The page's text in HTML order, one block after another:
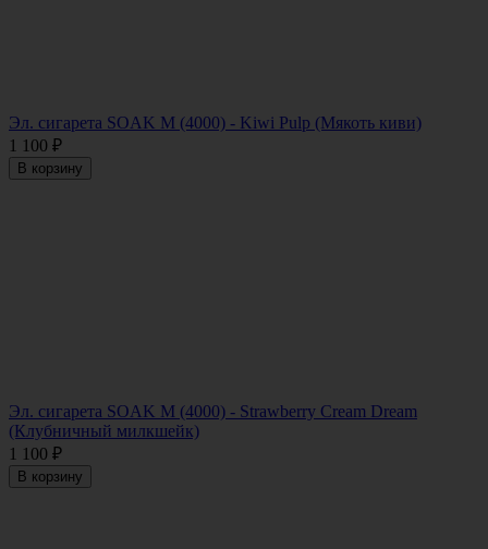
Эл. сигарета SOAK M (4000) - Kiwi Pulp (Мякоть киви)
1 100 ₽
В корзину
Эл. сигарета SOAK M (4000) - Strawberry Cream Dream
(Клубничный милкшейк)
1 100 ₽
В корзину